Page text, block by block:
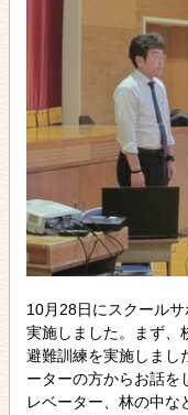
10月28日にスクール
実施しました。まず、
避難訓練を実施しまし
ーターの方からお話を
レベーター、林の中な